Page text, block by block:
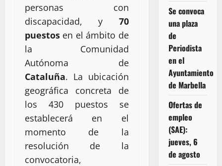
personas con
discapacidad, y 70
puestos en el ámbito de
la Comunidad
Autónoma de
Cataluña. La ubicación
geográfica concreta de
los 430 puestos se
establecerá en el
momento de la
resolución de la
convocatoria,
Se convoca
una plaza
de
Periodista
en el
Ayuntamiento
de Marbella
Ofertas de
empleo
(SAE):
jueves, 6
de agosto